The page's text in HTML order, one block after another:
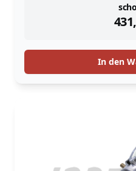
In den